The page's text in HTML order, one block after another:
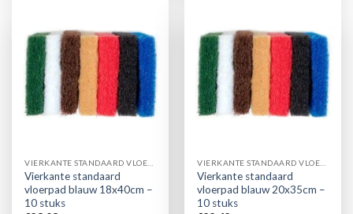
Vierkante standaard
vloerpad blauw 18x40cm –
10 stuks
Vierkante standaard
vloerpad blauw 20x35cm –
10 stuks